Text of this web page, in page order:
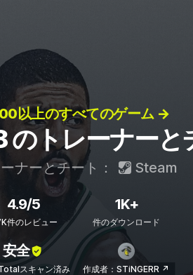
以上のすべてのゲーム →
のトレーナーと
ーナーとチート： Steam
4.9/5
件のレビュー
1K+
件のダウンロード
安全
スキャン済み 作成者：STiNGERR ↗